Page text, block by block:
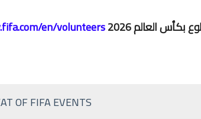
العالم 2026
en/volunteers
OF FIFA EVENTS